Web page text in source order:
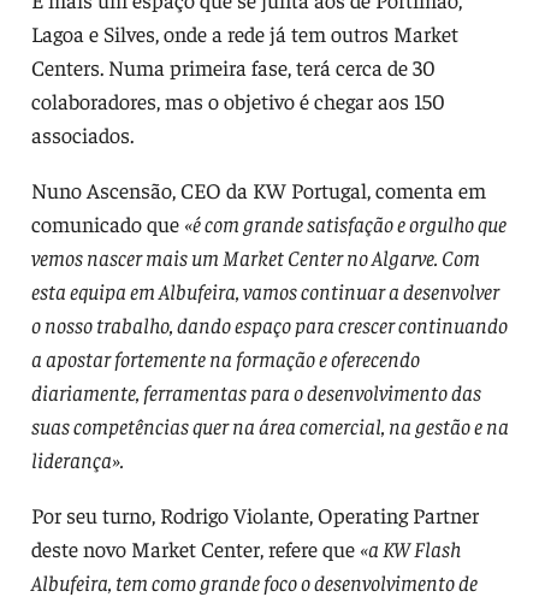
Lagoa e Silves, onde a rede já tem outros Market
Centers. Numa primeira fase, terá cerca de 30
colaboradores, mas o objetivo é chegar aos 150
associados.
Nuno Ascensão, CEO da KW Portugal, comenta em
comunicado que «é com grande satisfação e orgulho que
vemos nascer mais um Market Center no Algarve. Com
esta equipa em Albufeira, vamos continuar a desenvolver
o nosso trabalho, dando espaço para crescer continuando
a apostar fortemente na formação e oferecendo
diariamente, ferramentas para o desenvolvimento das
suas competências quer na área comercial, na gestão e na
liderança».
Por seu turno, Rodrigo Violante, Operating Partner
deste novo Market Center, refere que «a KW Flash
Albufeira, tem como grande foco o desenvolvimento de